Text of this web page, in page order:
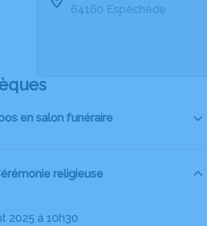
64160 Espéchède
en salon funéraire
religieuse
2025 à 10h30